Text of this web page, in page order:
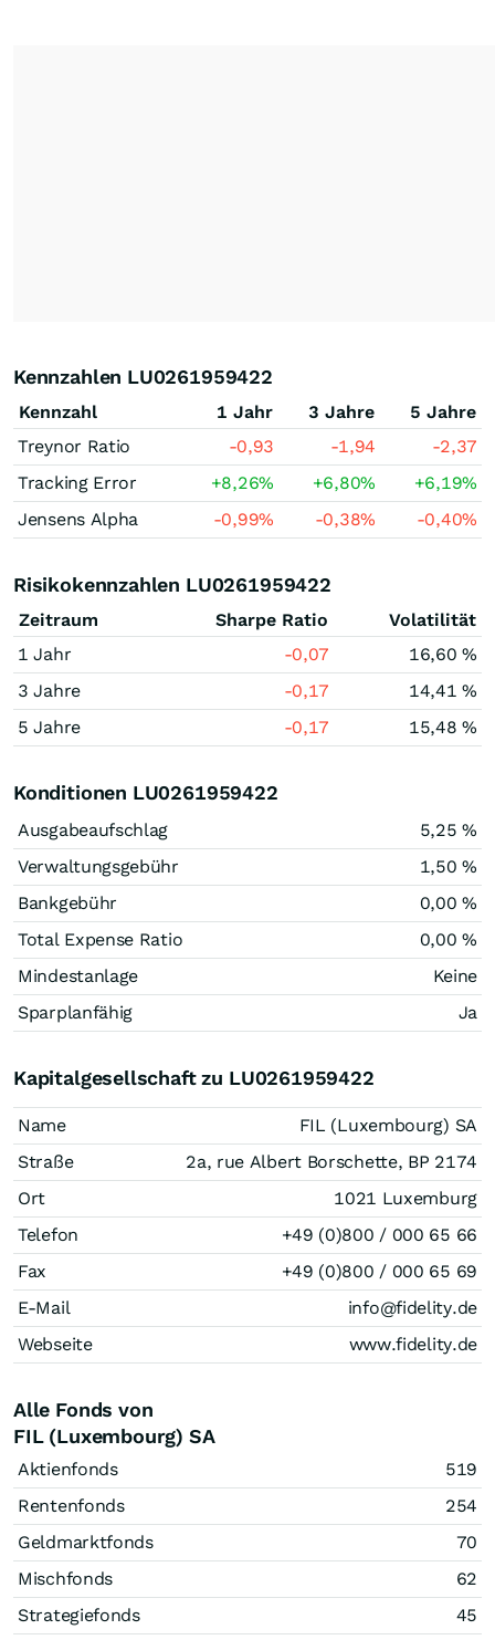
Kennzahlen LU0261959422
Kennzahl 1 Jahr 3 Jahre
5 Jahre
Treynor Ratio
-0,93 -1,94
-2,37
Tracking Error
+8,26% +6,80% +6,19%
Jensens Alpha
-0,99% -0,38% -0,40%
Risikokennzahlen LU0261959422
Zeitraum Sharpe Ratio
Volatilität
1 Jahr
-0,07
16,60 %
3 Jahre
-0,17
14,41 %
5 Jahre
-0,17 15,48 %
Konditionen LU0261959422
Ausgabeaufschlag
5,25 %
Verwaltungsgebühr
1,50 %
Bankgebühr
0,00 %
Total Expense Ratio
0,00 %
Mindestanlage
Keine
Sparplanfähig
Ja
Kapitalgesellschaft zu LU0261959422
Name
FIL (Luxembourg) SA
Straße
2a, rue Albert Borschette, BP 2174
Ort
1021 Luxemburg
Telefon
+49 (0)800 / 000 65 66
Fax
+49 (0)800 / 000 65 69
E-Mail
info@fidelity.de
Webseite
www.fidelity.de
Alle Fonds von
FIL (Luxembourg) SA
Aktienfonds
519
Rentenfonds
254
Geldmarktfonds
70
Mischfonds
62
Strategiefonds
45